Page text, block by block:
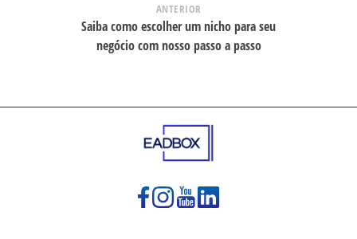
ANTERIOR
Saiba como escolher um nicho para seu
negócio com nosso passo a passo